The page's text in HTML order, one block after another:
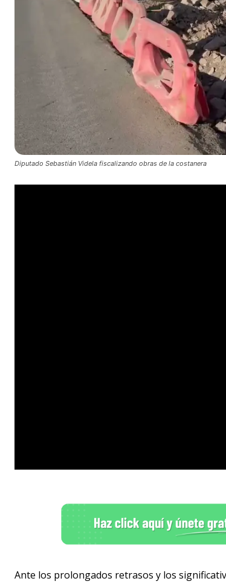
Diputado Sebastián Videla fiscalizando obras de la costanera
Ante los prolongados retrasos y los